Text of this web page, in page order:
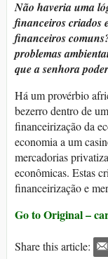
Não haveria uma
financeiros criados
financeiros
problemas
que a senhora
Há um provérbio
bezerro dentro de
financeirização da
economia a um
mercadorias
econômicas. Estas
financeirização e
Go to Original –
Share this article: